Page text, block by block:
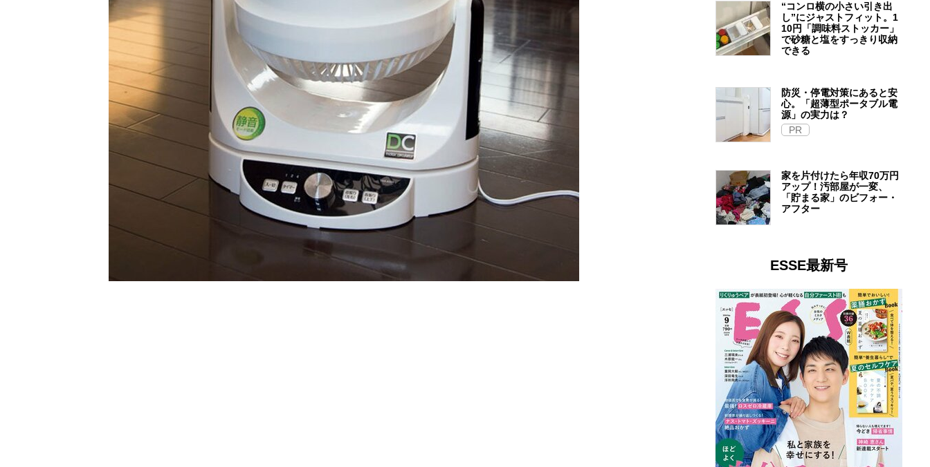
“コンロ横の小さい引き出
し”にジャストフィット。1
10円「調味料ストッカー」
で砂糖と塩をすっきり収納
できる
防災・停電対策にあると安
心。「超薄型ポータブル電
源」の実力は？​
PR
家を片付けたら年収70万円
アップ！汚部屋が一変、
「貯まる家」のビフォー・
アフター
ESSE最新号